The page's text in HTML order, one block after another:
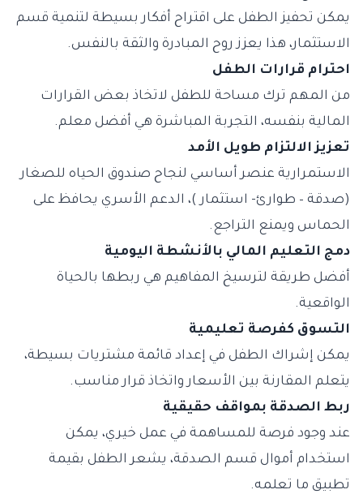
يمكن تحفيز الطفل على اقتراح أفكار بسيطة لتنمية قسم
الاستثمار، هذا يعزز روح المبادرة والثقة بالنفس.
احترام قرارات الطفل
من المهم ترك مساحة للطفل لاتخاذ بعض القرارات
المالية بنفسه، التجربة المباشرة هي أفضل معلم.
تعزيز الالتزام طويل الأمد
الاستمرارية عنصر أساسي لنجاح صندوق الحياه للصغار
(صدقة – طوارئ- استثمار )، الدعم الأسري يحافظ على
الحماس ويمنع التراجع.
دمج التعليم المالي بالأنشطة اليومية
أفضل طريقة لترسيخ المفاهيم هي ربطها بالحياة
الواقعية.
التسوق كفرصة تعليمية
يمكن إشراك الطفل في إعداد قائمة مشتريات بسيطة،
يتعلم المقارنة بين الأسعار واتخاذ قرار مناسب.
ربط الصدقة بمواقف حقيقية
عند وجود فرصة للمساهمة في عمل خيري، يمكن
استخدام أموال قسم الصدقة، يشعر الطفل بقيمة
تطبيق ما تعلمه.